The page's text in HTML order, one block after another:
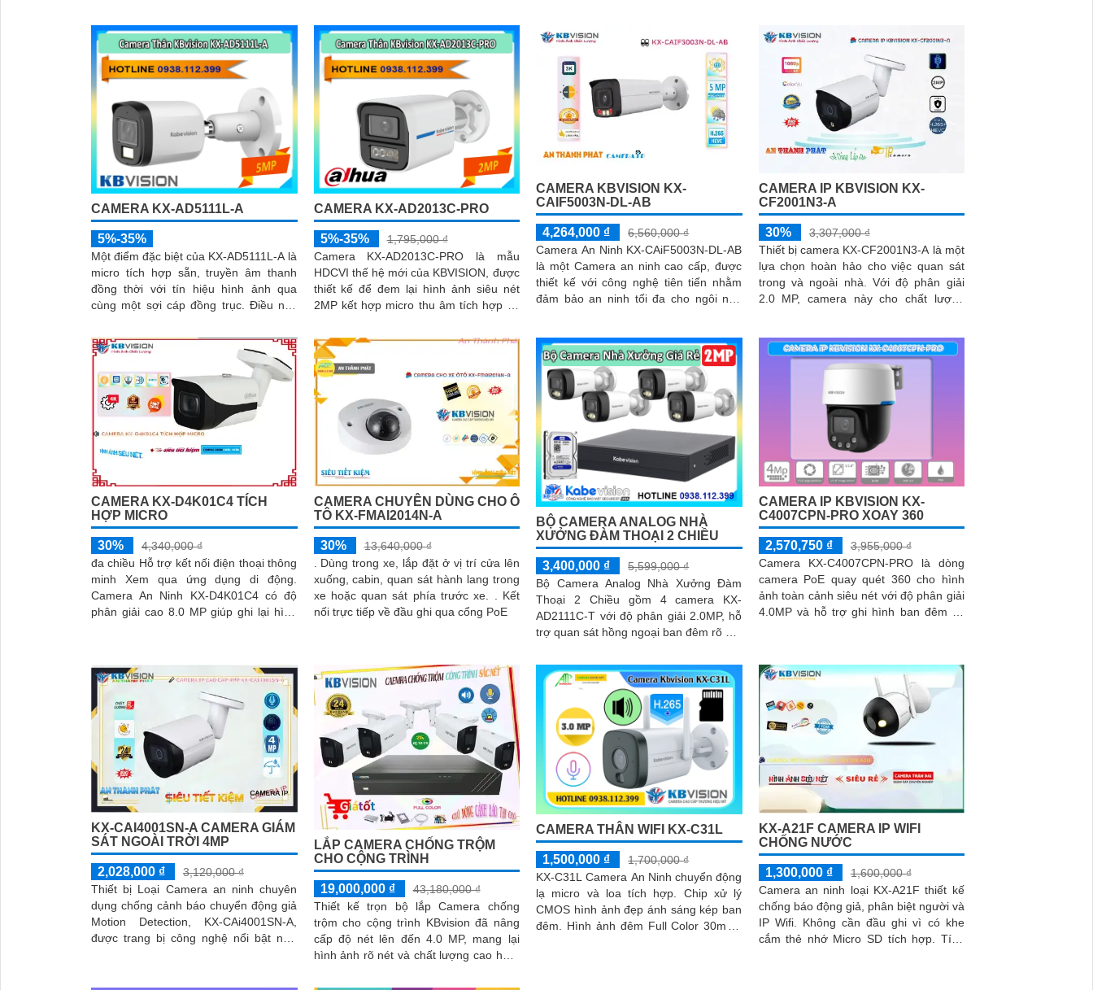
ngược sáng DWDR giúp camera tái tạo
màu sắc chính xác và rõ ràng trong mọi
điều kiện ánh sáng phức tạp như
ngược sáng mạnh hay thiếu sáng
CAMERA KX-AD5111L-A
5%-35%
Một điểm đặc biệt của KX‑AD5111L‑A là
micro tích hợp sẵn, truyền âm thanh
đồng thời với tín hiệu hình ảnh qua
cùng một sợi cáp đồng trục. Điều này
rời, giảm thiểu chi phí và thời gian thi
công
CAMERA KX-AD2013C-PRO
5%-35%
1,795,000 ₫
Camera KX‑AD2013C‑PRO là mẫu
HDCVI thế hệ mới của KBVISION, được
thiết kế để đem lại hình ảnh siêu nét
2MP kết hợp micro thu âm tích hợp và
giải pháp giám sát đáng tin cậy cho gia
đình, cửa hàng, nhà kho, xưởng sản
xuất… hoạt động bền bỉ cả ngày lẫn
đêm
CAMERA KBVISION KX-
CAIF5003N-DL-AB
4,264,000 ₫
6,560,000 ₫
Camera An Ninh KX-CAiF5003N-DL-AB
là một Camera an ninh cao cấp, được
thiết kế với công nghệ tiên tiến nhằm
đảm bảo an ninh tối đa cho ngôi nhà
sắc nét và chất lượng
CAMERA IP KBVISION KX-
CF2001N3-A
30%
3,307,000 ₫
Thiết bị camera KX-CF2001N3-A là một
lựa chọn hoàn hảo cho việc quan sát
trong và ngoài nhà. Với độ phân giải
2.0 MP, camera này cho chất lượng
CAMERA KX-D4K01C4 TÍCH
HỢP MICRO
30%
4,340,000 ₫
đa chiều Hỗ trợ kết nối điện thoại thông
minh Xem qua ứng dụng di động.
Camera An Ninh KX-D4K01C4 có độ
phân giải cao 8.0 MP giúp ghi lại hình
CAMERA CHUYÊN DÙNG CHO Ô
TÔ KX-FMAI2014N-A
30%
13,640,000 ₫
xuống, cabin, quan sát hành lang trong
xe hoặc quan sát phía trước xe. . Kết
nối trực tiếp về đầu ghi qua cổng PoE
BỘ CAMERA ANALOG NHÀ
XƯỞNG ĐÀM THOẠI 2 CHIỀU
3,400,000 ₫
5,599,000 ₫
Bộ Camera Analog Nhà Xưởng Đàm
Thoại 2 Chiều gồm 4 camera KX-
AD2111C-T với độ phân giải 2.0MP, hỗ
trợ quan sát hồng ngoại ban đêm rõ nét
năng...
CAMERA IP KBVISION KX-
C4007CPN-PRO XOAY 360
2,570,750 ₫
3,955,000 ₫
Camera KX-C4007CPN-PRO là dòng
camera PoE quay quét 360 cho hình
ảnh toàn cảnh siêu nét với độ phân giải
4.0MP và hỗ trợ ghi hình ban đêm có
KX-CAI4001SN-A CAMERA GIÁM
SÁT NGOÀI TRỜI 4MP
2,028,000 ₫
3,120,000 ₫
Thiết bị Loại Camera an ninh chuyên
dụng chống cảnh báo chuyển động giả
Motion Detection, KX-CAi4001SN-A,
được trang bị công nghệ nổi bật như
LẮP CAMERA CHỐNG TRỘM
CHO CỘNG TRÌNH
19,000,000 ₫
43,180,000 ₫
Thiết kế trọn bộ lắp Camera chống
trộm cho cộng trình KBvision đã nâng
cấp độ nét lên đến 4.0 MP, mang lại
hình ảnh rõ nét và chất lượng cao hơn.
CAMERA THÂN WIFI KX-C31L
1,500,000 ₫
1,700,000 ₫
KX-C31L Camera An Ninh chuyển động
lạ micro và loa tích hợp. Chip xử lý
CMOS hình ảnh đẹp ánh sáng kép ban
đêm. Hình ảnh đêm Full Color 30m IP
KX-A21F CAMERA IP WIFI
CHỐNG NƯỚC
1,300,000 ₫
1,600,000 ₫
Camera an ninh loại KX-A21F thiết kế
chống báo động giả, phân biệt người và
IP Wifi. Không cần đầu ghi vì có khe
cắm thẻ nhớ Micro SD tích hợp. Tính